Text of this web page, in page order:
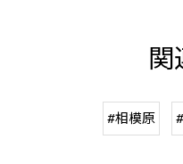
関
#相模原